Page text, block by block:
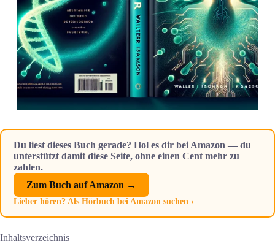
Du liest dieses Buch gerade? Hol es dir bei Amazon — du
unterstützt damit diese Seite, ohne einen Cent mehr zu
zahlen.
Zum Buch auf Amazon →
Lieber hören? Als Hörbuch bei Amazon suchen ›
Inhaltsverzeichnis